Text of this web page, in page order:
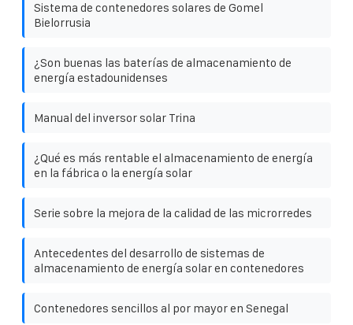
Sistema de contenedores solares de Gomel
Bielorrusia
¿Son buenas las baterías de almacenamiento de
energía estadounidenses
Manual del inversor solar Trina
¿Qué es más rentable el almacenamiento de energía
en la fábrica o la energía solar
Serie sobre la mejora de la calidad de las microrredes
Antecedentes del desarrollo de sistemas de
almacenamiento de energía solar en contenedores
Contenedores sencillos al por mayor en Senegal